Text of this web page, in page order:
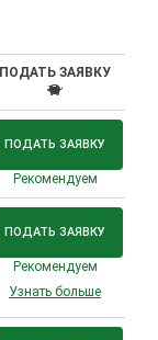
ПОДАТЬ ЗАЯВКУ
ПОДАТЬ ЗАЯВКУ
Рекомендуем
ПОДАТЬ ЗАЯВКУ
Рекомендуем
Узнать больше